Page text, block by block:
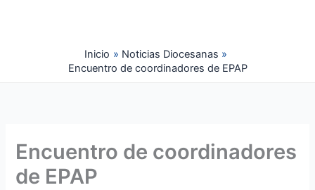
Inicio
Noticias Diocesanas
Encuentro de coordinadores de EPAP
Encuentro de coordinadores
de EPAP